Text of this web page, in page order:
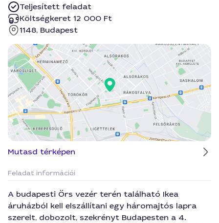
Teljesített feladat
Költségkeret 12 000 Ft
1148, Budapest
Mutasd térképen
Feladat információi
A budapesti Örs vezér terén található Ikea
áruházból kell elszállítani egy háromajtós lapra
szerelt, dobozolt, szekrényt Budapesten a 4.